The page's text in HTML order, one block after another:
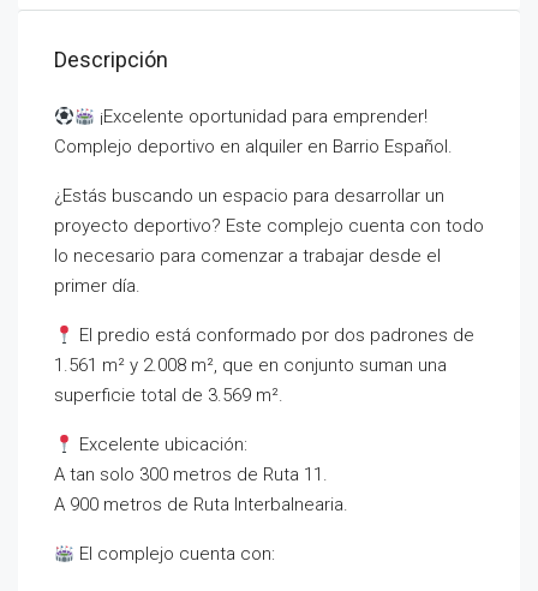
Descripción
¡Excelente oportunidad para emprender!
Complejo deportivo en alquiler en Barrio Español.
¿Estás buscando un espacio para desarrollar un
proyecto deportivo? Este complejo cuenta con todo
lo necesario para comenzar a trabajar desde el
primer día.
El predio está conformado por dos padrones de
1.561 m² y 2.008 m², que en conjunto suman una
superficie total de 3.569 m².
Excelente ubicación:
A tan solo 300 metros de Ruta 11.
A 900 metros de Ruta Interbalnearia.
El complejo cuenta con: